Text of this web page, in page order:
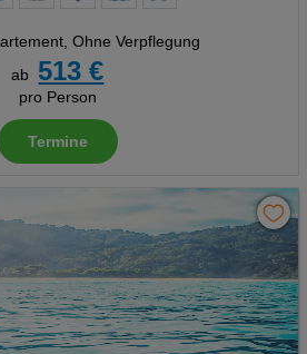
Ohne Verpflegung
ab
513 €
pro Person
Termine